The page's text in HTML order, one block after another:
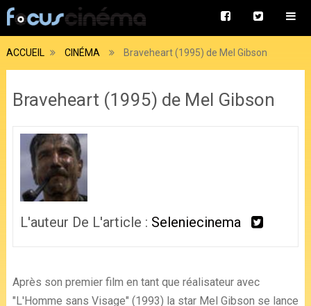
ACCUEIL CINÉMA Braveheart (1995) de Mel Gibson
Braveheart (1995) de Mel Gibson
L'auteur De L'article : Seleniecinema
Après son premier film en tant que réalisateur avec
"L'Homme sans Visage" (1993) la star Mel Gibson se lance